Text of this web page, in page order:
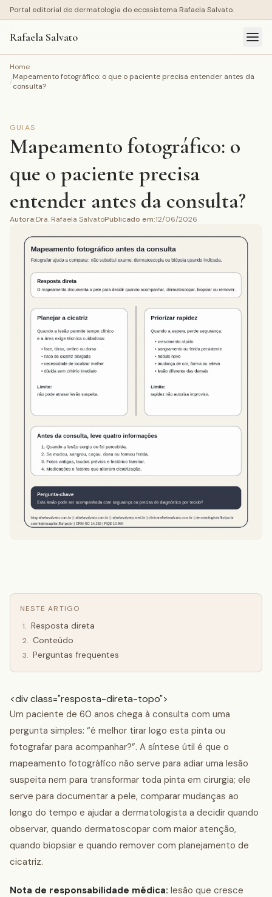
Portal editorial de dermatologia do ecossistema Rafaela Salvato.
Rafaela Salvato
Home
/Mapeamento fotográfico: o que o paciente precisa entender antes da
consulta?
GUIAS
Mapeamento fotográfico: o
que o paciente precisa
entender antes da consulta?
Autora:Dra. Rafaela SalvatoPublicado em:12/06/2026
NESTE ARTIGO
1. Resposta direta
2. Conteúdo
3. Perguntas frequentes
<div class="resposta-direta-topo">
Um paciente de 60 anos chega à consulta com uma
pergunta simples: “é melhor tirar logo esta pinta ou
fotografar para acompanhar?”. A síntese útil é que o
mapeamento fotográfico não serve para adiar uma lesão
suspeita nem para transformar toda pinta em cirurgia; ele
serve para documentar a pele, comparar mudanças ao
longo do tempo e ajudar a dermatologista a decidir quando
observar, quando dermatoscopar com maior atenção,
quando biopsiar e quando remover com planejamento de
cicatriz.
Nota de responsabilidade médica: lesão que cresce